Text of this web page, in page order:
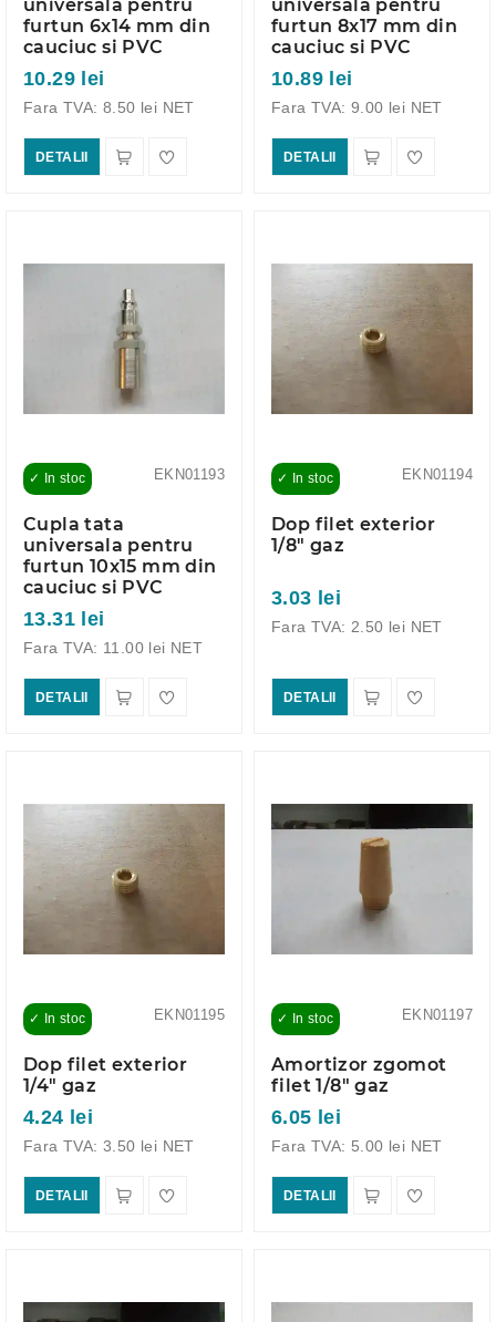
universala pentru
furtun 6x14 mm din
cauciuc si PVC
10.29 lei
Fara TVA: 8.50 lei NET
DETALII
universala pentru
furtun 8x17 mm din
cauciuc si PVC
10.89 lei
Fara TVA: 9.00 lei NET
DETALII
EKN01193
✓ In stoc
Cupla tata
universala pentru
furtun 10x15 mm din
cauciuc si PVC
13.31 lei
Fara TVA: 11.00 lei NET
DETALII
EKN01194
✓ In stoc
Dop filet exterior
1/8" gaz
3.03 lei
Fara TVA: 2.50 lei NET
DETALII
EKN01195
✓ In stoc
Dop filet exterior
1/4" gaz
4.24 lei
Fara TVA: 3.50 lei NET
DETALII
EKN01197
✓ In stoc
Amortizor zgomot
filet 1/8" gaz
6.05 lei
Fara TVA: 5.00 lei NET
DETALII